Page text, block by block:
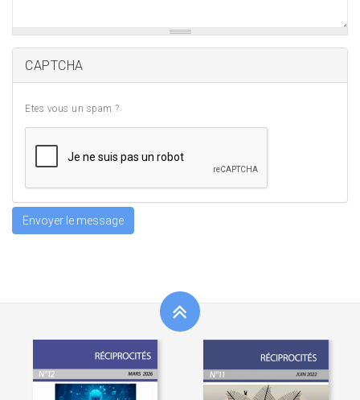
CAPTCHA
Etes vous un spam ?
Envoyer le message